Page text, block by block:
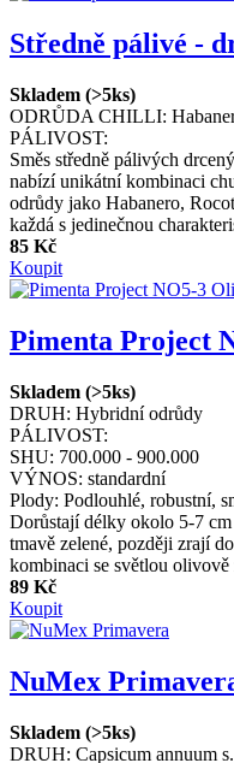
Středně pálivé -
Skladem (>5ks)
ODRŮDA CHILLI:
PÁLIVOST:
Směs středně pálivých
nabízí unikátní kombinaci
odrůdy jako Habanero,
každá s jedinečnou
85 Kč
Koupit
Pimenta Project
Skladem (>5ks)
DRUH: Hybridní odrůdy
PÁLIVOST:
SHU: 700.000 - 900.000
VÝNOS: standardní
Plody: Podlouhlé, robustní,
Dorůstají délky okolo 5-7
tmavě zelené, později zrají
kombinaci se světlou
89 Kč
Koupit
NuMex
Skladem (>5ks)
DRUH: Capsicum annuum